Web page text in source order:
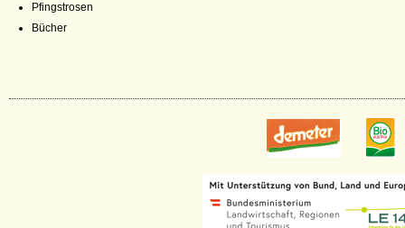
Pfingstrosen
Bücher